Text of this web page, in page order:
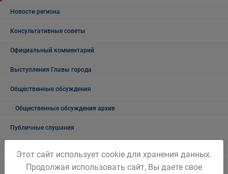
Новости региона
Консультативные советы
Официальный комментарий
Выступления Главы города
Общественные обсуждения
Общественные обсуждения архив
Публичные слушания
Проекты документов
Этот сайт использует cookie для хранения данных.
Продолжая использовать сайт, Вы даете свое